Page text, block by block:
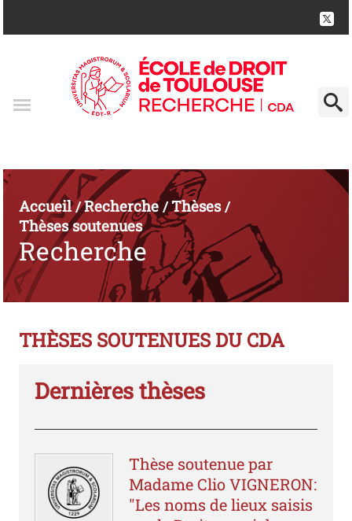
Accueil/Recherche/Thèses/
Thèses soutenues
Recherche
THÈSES SOUTENUES DU CDA
Dernières thèses
Thèse soutenue par
Madame Clio VIGNERON:
"Les noms de lieux saisis